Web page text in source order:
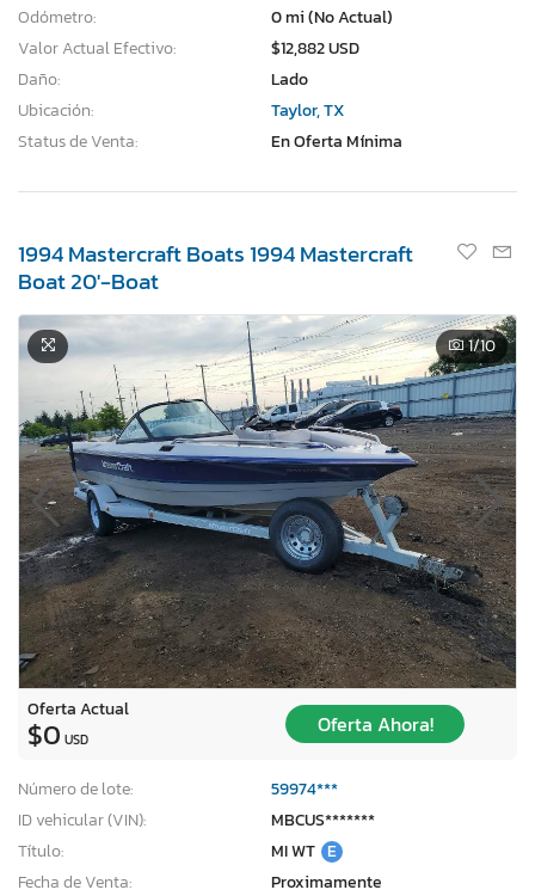
Odómetro:
0 mi (No Actual)
Valor Actual Efectivo:
$12,882 USD
Daño:
Lado
Ubicación:
Taylor, TX
Status de Venta:
En Oferta Mínima
1994 Mastercraft Boats 1994 Mastercraft
Boat 20'-Boat
1/10
Oferta Actual
$0 USD
Oferta Ahora!
Número de lote:
59974***
ID vehicular (VIN):
MBCUS*******
Título:
MI WT E
Fecha de Venta:
Proximamente